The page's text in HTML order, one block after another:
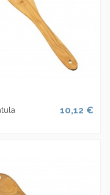
10,12 €